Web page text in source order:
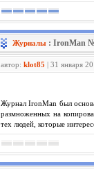
Журналы : IronMan
автор: klot85 | 31 января
Журнал IronMan был
размноженных на
тех людей, которые